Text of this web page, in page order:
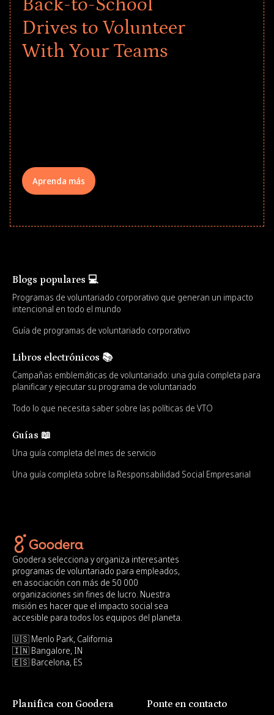
Back-to-School
Drives to Volunteer
With Your Teams
Aprenda más
Blogs populares 💻
Programas de voluntariado corporativo que generan un impacto
intencional en todo el mundo
Guía de programas de voluntariado corporativo
Libros electrónicos 📚
Campañas emblemáticas de voluntariado: una guía completa para
planificar y ejecutar su programa de voluntariado
Todo lo que necesita saber sobre las políticas de VTO
Guías 📖
Una guía completa del mes de servicio
Una guía completa sobre la Responsabilidad Social Empresarial
Goodera selecciona y organiza interesantes
programas de voluntariado para empleados,
en asociación con más de 50 000
organizaciones sin fines de lucro. Nuestra
misión es hacer que el impacto social sea
accesible para todos los equipos del planeta.
🇺🇸 Menlo Park, California
🇮🇳 Bangalore, IN
🇪🇸 Barcelona, ES
Planifica con Goodera Ponte en contacto